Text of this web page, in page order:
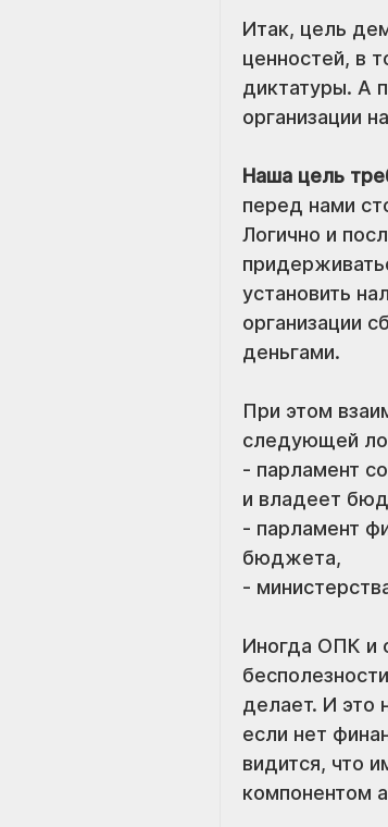
Итак, цель
ценностей, в
диктатуры. А
организации
Наша цель
перед нами
Логично и
установить
организации
деньгами.
При этом
следующей
- парламент
и владеет
- парламент
бюджета,
-
Иногда ОПК и
делает. И это
если нет
видится, что
компонентом